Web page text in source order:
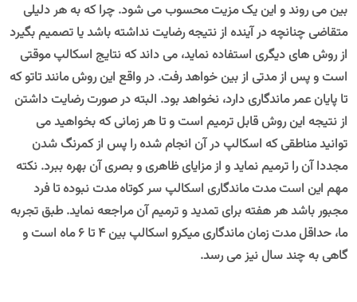
بین می روند و این یک مزیت محسوب می شود. چرا که به هر دلیلی
متقاضی چنانچه در آینده از نتیجه رضایت نداشته باشد یا تصمیم بگیرد
از روش های دیگری استفاده نماید، می داند که نتایج اسکالپ موقتی
است و پس از مدتی از بین خواهد رفت. در واقع این روش مانند تاتو که
تا پایان عمر ماندگاری دارد، نخواهد بود. البته در صورت رضایت داشتن
از نتیجه این روش قابل ترمیم است و تا هر زمانی که بخواهید می
توانید مناطقی که اسکالپ در آن انجام شده را پس از کمرنگ شدن
مجددا آن را ترمیم نماید و از مزایای ظاهری و بصری آن بهره ببرد. نکته
مهم این است مدت ماندگاری اسکالپ سر کوتاه مدت نبوده تا فرد
مجبور باشد هر هفته برای تمدید و ترمیم آن مراجعه نماید. طبق تجربه
ما، حداقل مدت زمان ماندگاری میکرو اسکالپ بین 4 تا 6 ماه است و
گاهی به چند سال نیز می رسد.